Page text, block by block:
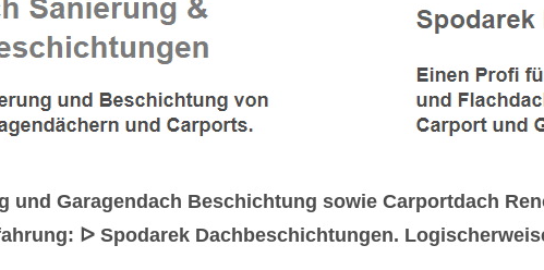
und Garagendach Beschichtung sowie Carportdach
ᐅ Spodarek Dachbeschichtungen.